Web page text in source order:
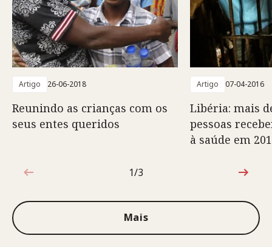
Artigo 26-06-2018
Reunindo as crianças com os
seus entes queridos
Artigo 07-04-2016
Libéria: mais
pessoas
à saúde em
1 de 3
1/3
Mais